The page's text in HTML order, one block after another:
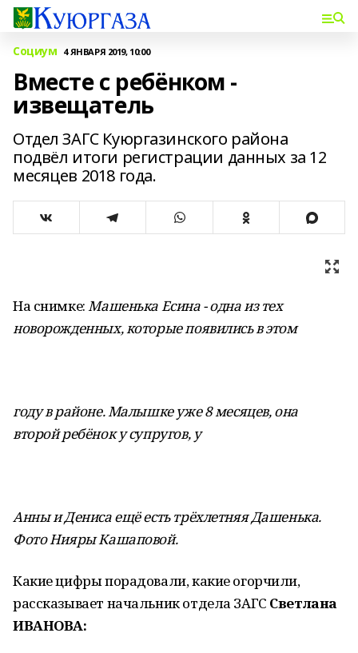
Социум 4 ЯНВАРЯ 2019, 10:00
Вместе с ребёнком -
извещатель
Отдел ЗАГС Куюргазинского района
подвёл итоги регистрации данных за 12
месяцев 2018 года.
На снимке:Машенька Есина - одна из тех
новорожденных, которые появились в этом
году в районе. Малышке уже 8 месяцев, она
второй ребёнок у супругов, у
Анны и Дениса ещё есть трёхлетняя Дашенька.
Фото Нияры Кашаповой.
Какие цифры порадовали, какие огорчили,
рассказывает начальник отдела ЗАГС Светлана
ИВАНОВА: